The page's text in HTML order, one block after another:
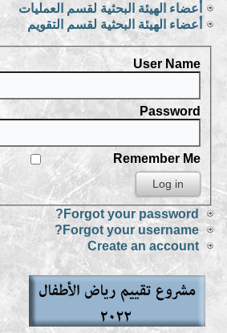
أعضاء الهيئة البحثية لقسم العمليات
أعضاء الهيئة البحثية لقسم التقويم
User Name
Password
Remember Me
Forgot your password?
Forgot your username?
Create an account